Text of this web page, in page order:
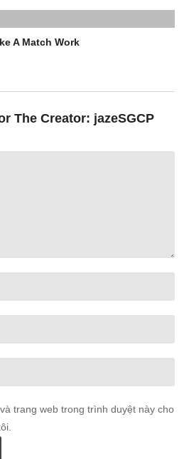
A Match Work
The Creator: jazeSGCP
trang web trong trình duyệt này cho